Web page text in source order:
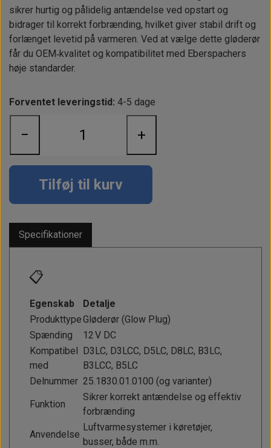
Busbars
Landstrømskabler
Paneler & Kontakter
Værktøj
Tilbehør
Motorbeslag
Brændstoftank
Gori propeller
Additive
Epoxy
Børster & Svampe m.m.
El-artikler
Diverse
Tovværk & fortøjning
Solceller
Strøm
Outlet
Gavekort
Hvem er vi
Fordele hos Shop12volt
Kontakt
Forhandler login
sikrer hurtig og pålidelig antændelse ved opstart og
bidrager til korrekt forbrænding, hvilket giver stabil drift og
forlænget levetid på varmeren. Ved at vælge dette gløderør
får du OEM‑kvalitet og kompatibilitet med Eberspachers
høje standarder.
Forventet leveringstid: 4-5 dage
− +
Tilføj til kurv
Specifikationer
📋
Egenskab
Detalje
ProdukttypeGløderør (Glow Plug)
Spænding
12 V DC
Kompatibel
med
D3LC, D3LCC, D5LC, D8LC, B3LC,
B3LCC, B5LC
Delnummer 25.1830.01.0100 (og varianter)
Funktion
Sikrer korrekt antændelse og effektiv
forbrænding
Anvendelse
Luftvarmesystemer i køretøjer,
busser, både m.m.